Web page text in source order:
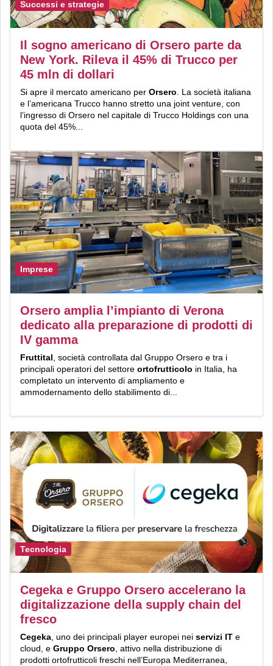
Successi e strategie
Il sogno americano di Orsero parte da
New York. Rileva il 45% di Trucco per
45 mln di dollari
Si apre il mercato americano per Orsero . La società italiana
e l’americana Trucco hanno stretto una joint venture, con
l’ingresso di Orsero nel capitale di Trucco Holdings con una
quota del 45%...
Imprese
Orsero amplia l’impianto di Verona
dedicato alla preparazione di prodotti di
IV gamma
Fruttital , società controllata dal Gruppo Orsero e tra i
principali operatori del settore ortofrutticolo in Italia, ha
completato un intervento di ampliamento e
ammodernamento dello stabilimento di...
Tecnologia
Cegeka e Gruppo Orsero accelerano la
digitalizzazione della supply chain del
fresco
Cegeka, uno dei principali player europei nei servizi IT e
cloud, e Gruppo Orsero, attivo nella distribuzione di
prodotti ortofrutticoli freschi nell’Europa Mediterranea,